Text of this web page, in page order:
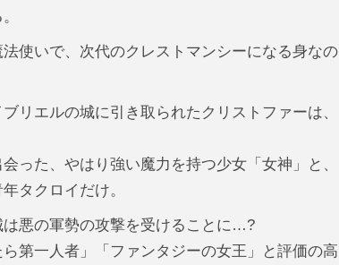
使いで、次代のクレストマンシーになる身なの
リエルの城に引き取られたクリストファーは、
った、やはり強い魔力を持つ少女「女神」と、
タクロイだけ。
悪の軍勢の攻撃を受けることに…?
ら第一人者」「ファンタジーの女王」と評価の高